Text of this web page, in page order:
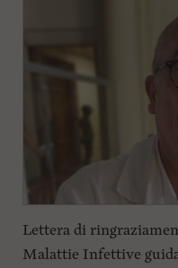
Lettera di
Malattie Infettive